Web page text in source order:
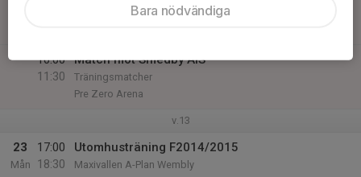
Inomhusträning
10:00
11:30
Match mot Smedby AIS
Träningsmatcher
Pre Zero Arena
v.13
23
Mån
17:00
18:30
Utomhusträning F2014/2015
Maxivallen A-Plan Wembly
Bara nödvändiga